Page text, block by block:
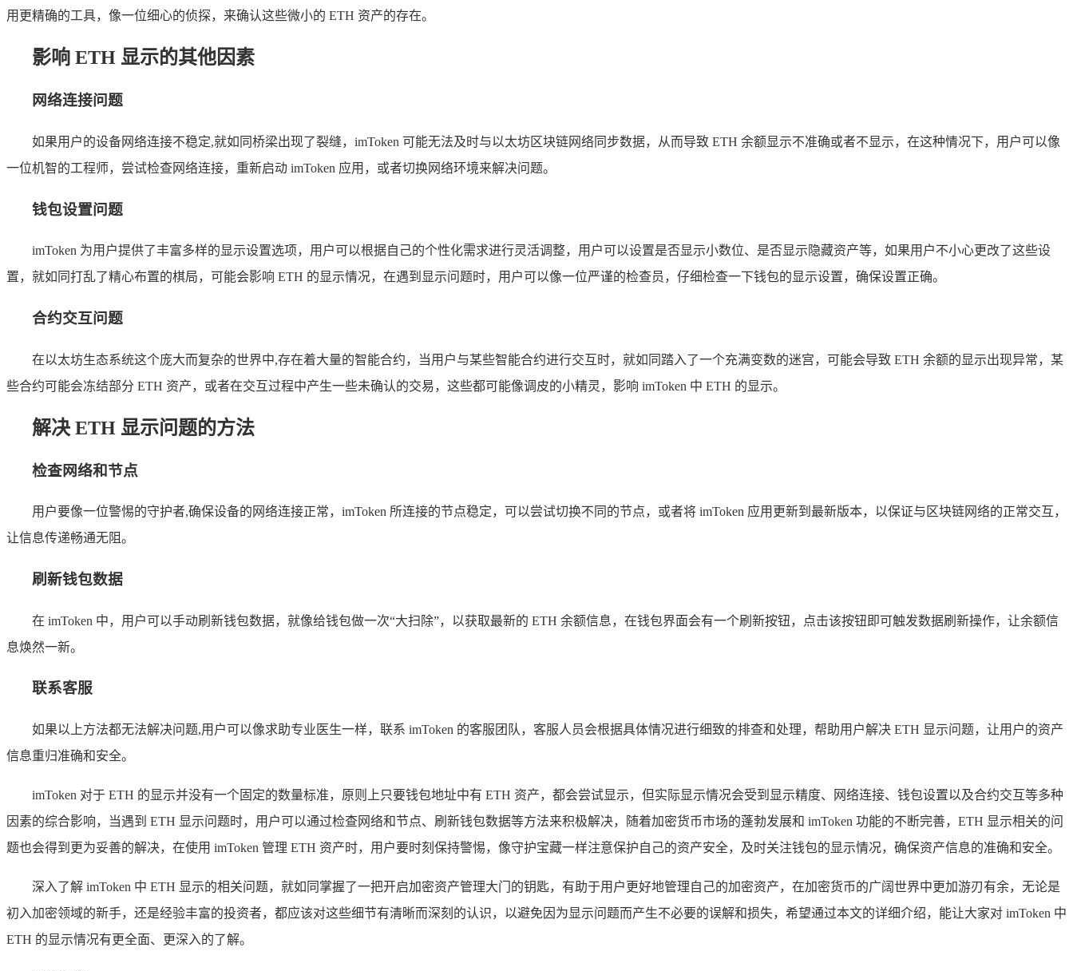
用更精确的工具，像一位细心的侦探，来确认这些微小的 ETH 资产的存在。
影响 ETH 显示的其他因素
网络连接问题
如果用户的设备网络连接不稳定,就如同桥梁出现了裂缝，imToken 可能无法及时与以太坊区块链网络同步数据，从而导致 ETH 余额显示不准确或者不显示，在这种情况下，用户可以像
一位机智的工程师，尝试检查网络连接，重新启动 imToken 应用，或者切换网络环境来解决问题。
钱包设置问题
imToken 为用户提供了丰富多样的显示设置选项，用户可以根据自己的个性化需求进行灵活调整，用户可以设置是否显示小数位、是否显示隐藏资产等，如果用户不小心更改了这些设
置，就如同打乱了精心布置的棋局，可能会影响 ETH 的显示情况，在遇到显示问题时，用户可以像一位严谨的检查员，仔细检查一下钱包的显示设置，确保设置正确。
合约交互问题
在以太坊生态系统这个庞大而复杂的世界中,存在着大量的智能合约，当用户与某些智能合约进行交互时，就如同踏入了一个充满变数的迷宫，可能会导致 ETH 余额的显示出现异常，某
些合约可能会冻结部分 ETH 资产，或者在交互过程中产生一些未确认的交易，这些都可能像调皮的小精灵，影响 imToken 中 ETH 的显示。
解决 ETH 显示问题的方法
检查网络和节点
用户要像一位警惕的守护者,确保设备的网络连接正常，imToken 所连接的节点稳定，可以尝试切换不同的节点，或者将 imToken 应用更新到最新版本，以保证与区块链网络的正常交互，
让信息传递畅通无阻。
刷新钱包数据
在 imToken 中，用户可以手动刷新钱包数据，就像给钱包做一次“大扫除”，以获取最新的 ETH 余额信息，在钱包界面会有一个刷新按钮，点击该按钮即可触发数据刷新操作，让余额信
息焕然一新。
联系客服
如果以上方法都无法解决问题,用户可以像求助专业医生一样，联系 imToken 的客服团队，客服人员会根据具体情况进行细致的排查和处理，帮助用户解决 ETH 显示问题，让用户的资产
信息重归准确和安全。
imToken 对于 ETH 的显示并没有一个固定的数量标准，原则上只要钱包地址中有 ETH 资产，都会尝试显示，但实际显示情况会受到显示精度、网络连接、钱包设置以及合约交互等多种
因素的综合影响，当遇到 ETH 显示问题时，用户可以通过检查网络和节点、刷新钱包数据等方法来积极解决，随着加密货币市场的蓬勃发展和 imToken 功能的不断完善，ETH 显示相关的问
题也会得到更为妥善的解决，在使用 imToken 管理 ETH 资产时，用户要时刻保持警惕，像守护宝藏一样注意保护自己的资产安全，及时关注钱包的显示情况，确保资产信息的准确和安全。
深入了解 imToken 中 ETH 显示的相关问题，就如同掌握了一把开启加密资产管理大门的钥匙，有助于用户更好地管理自己的加密资产，在加密货币的广阔世界中更加游刃有余，无论是
初入加密领域的新手，还是经验丰富的投资者，都应该对这些细节有清晰而深刻的认识，以避免因为显示问题而产生不必要的误解和损失，希望通过本文的详细介绍，能让大家对 imToken 中
ETH 的显示情况有更全面、更深入的了解。